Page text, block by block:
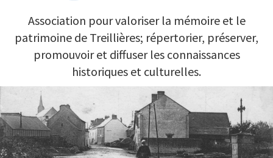
TREILLIÈRES AU FIL DU TEMPS
Association pour valoriser la mémoire et le
patrimoine de Treillières; répertorier, préserver,
promouvoir et diffuser les connaissances
historiques et culturelles.